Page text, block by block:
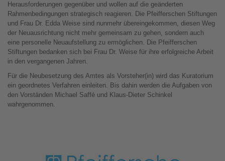
Herausforderungen gegenüber und wollen auf die geänderten
Rahmenbedingungen strategisch reagieren. Die Pfeifferschen Stiftungen
und Frau Dr. Edda Weise sind nunmehr übereingekommen, diesen Weg
der Neuausrichtung nicht mehr gemeinsam zu gehen, sondern auch
eine personelle Neuaufstellung zu ermöglichen. Die Pfeifferschen
Stiftungen bedanken sich bei Frau Dr. Weise für ihre erfolgreiche Arbeit
in den vergangenen Jahren.
Für die Neubesetzung des Amtes als Vorsteher(in) wird das Kuratorium
ein geordnetes Verfahren einleiten. Bis dahin werden die Aufgaben von
den Vorständen Michael Saffé und Klaus-Dieter Schinkel
wahrgenommen.